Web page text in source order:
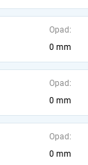
Opad:
0 mm
Opad:
0 mm
Opad:
0 mm